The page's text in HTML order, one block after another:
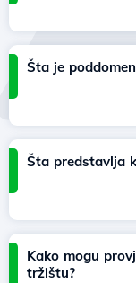
Šta je
Šta predstavlja
Kako mogu
tržištu?